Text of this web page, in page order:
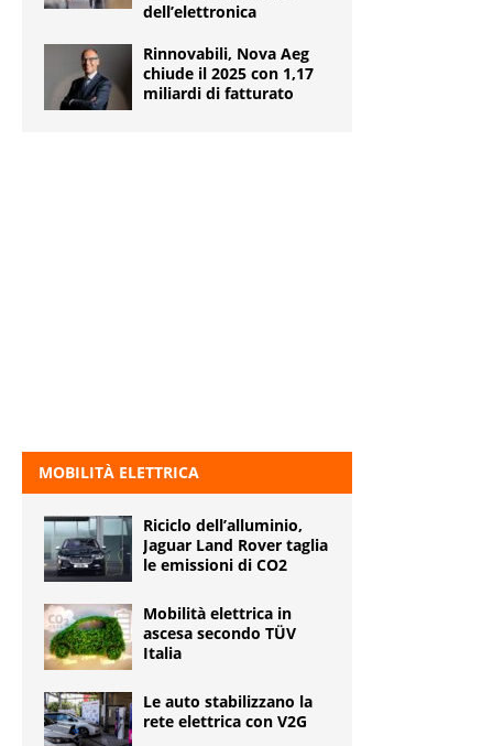
dell’elettronica
Rinnovabili, Nova Aeg
chiude il 2025 con 1,17
miliardi di fatturato
MOBILITÀ ELETTRICA
Riciclo dell’alluminio,
Jaguar Land Rover taglia
le emissioni di CO2
Mobilità elettrica in
ascesa secondo TÜV
Italia
Le auto stabilizzano la
rete elettrica con V2G